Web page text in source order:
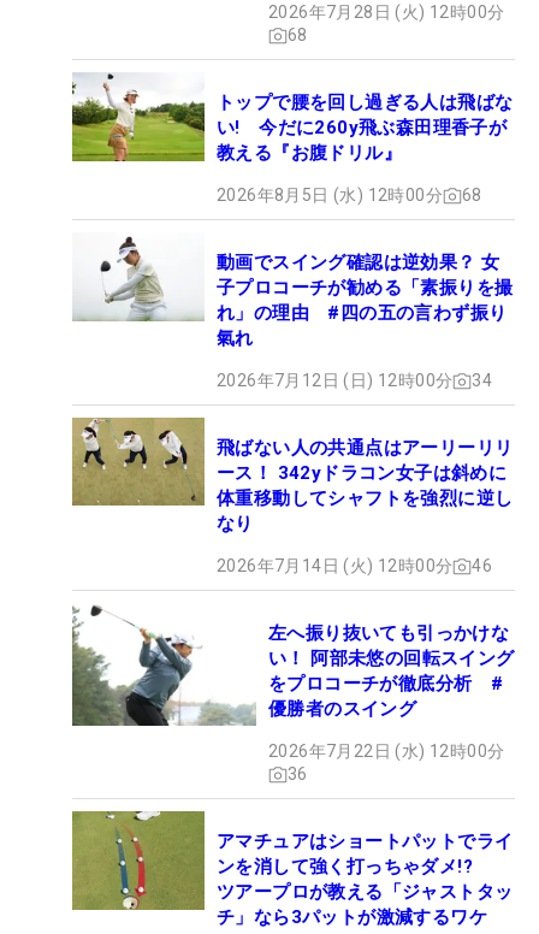
2026年7月28日 (火) 12時00分
68
トップで腰を回し過ぎる人は飛ばな
い! 今だに260y飛ぶ森田理香子が
教える『お腹ドリル』
2026年8月5日 (水) 12時00分 68
動画でスイング確認は逆効果？ 女
子プロコーチが勧める「素振りを撮
れ」の理由 #四の五の言わず振り
氣れ
2026年7月12日 (日) 12時00分 34
飛ばない人の共通点はアーリーリリ
ース！ 342yドラコン女子は斜めに
体重移動してシャフトを強烈に逆し
なり
2026年7月14日 (火) 12時00分 46
左へ振り抜いても引っかけな
い！ 阿部未悠の回転スイング
をプロコーチが徹底分析 #
優勝者のスイング
2026年7月22日 (水) 12時00分
36
アマチュアはショートパットでライ
ンを消して強く打っちゃダメ!?
ツアープロが教える「ジャストタッ
チ」なら3パットが激減するワケ